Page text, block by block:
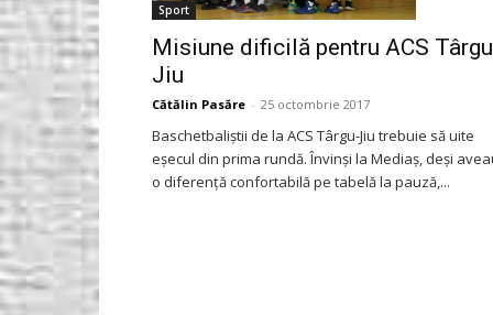
Sport
Misiune dificilă pentru ACS
Jiu
Cătălin Pasăre - 25 octombrie 2017
Baschetbaliştii de la ACS Târgu-Jiu trebuie să uite
eşecul din prima rundă. Învinşi la Mediaş, deşi
o diferenţă confortabilă pe tabelă la pauză,...